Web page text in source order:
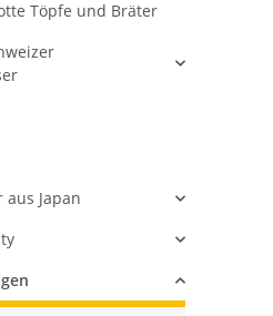
Töpfe und Bräter
aus Japan